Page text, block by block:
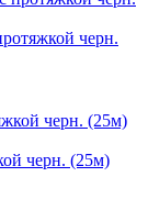
черн.
черн. (25м)